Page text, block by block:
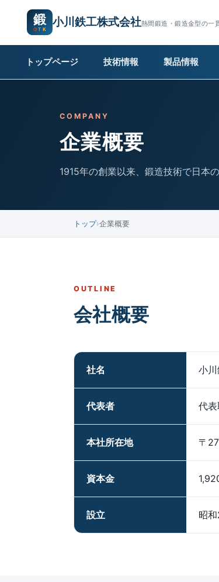
鍛 小川鉄工株式会社熱間鍛造・鍛造金型の一
トップページ 技術情報 製品情報
COMPANY
企業概要
1915年の創業以来、鍛造技術で日本
トップ 企業概要
OUTLINE
会社概要
社名 小
代表者 代
本社所在地 〒
資本金
設立 昭